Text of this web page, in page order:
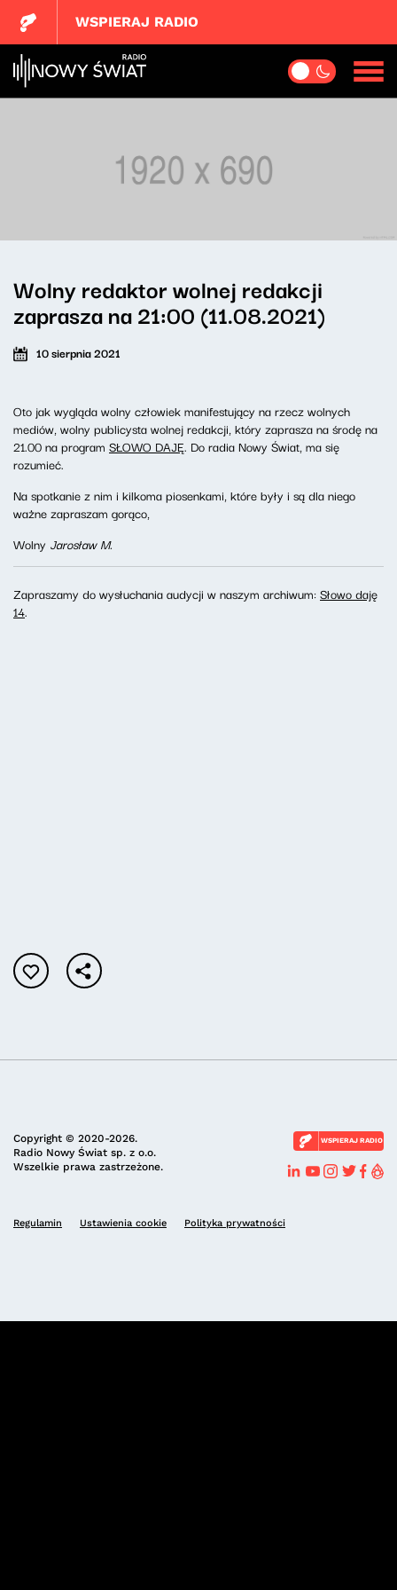
WSPIERAJ RADIO
Wolny redaktor wolnej redakcji
zaprasza na 21:00 (11.08.2021)
10 sierpnia 2021
Oto jak wygląda wolny człowiek manifestujący na rzecz wolnych
mediów, wolny publicysta wolnej redakcji, który zaprasza na środę na
21.00 na program SŁOWO DAJĘ. Do radia Nowy Świat, ma się
rozumieć.
Na spotkanie z nim i kilkoma piosenkami, które były i są dla niego
ważne zapraszam gorąco,
Wolny Jarosław M.
Zapraszamy do wysłuchania audycji w naszym archiwum:Słowo daję
14.
Copyright © 2020-2026.
Radio Nowy Świat sp. z o.o.
Wszelkie prawa zastrzeżone.
WSPIERAJ RADIO
Regulamin Ustawienia cookie Polityka prywatności